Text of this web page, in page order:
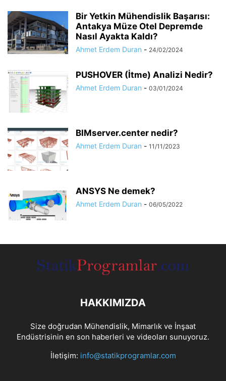
Bir Yetkin Mühendislik Başarısı:
Antakya Müze Otel Depremde
Nasıl Ayakta Kaldı?
Ahmet Erdem Duran - 24/02/2024
PUSHOVER (İtme) Analizi Nedir?
Ahmet Erdem Duran - 03/01/2024
BIMserver.center nedir?
Ahmet Erdem Duran - 11/11/2023
ANSYS Ne demek?
Ahmet Erdem Duran - 06/05/2022
HAKKIMIZDA
Size doğrudan Mühendislik, Mimarlık ve İnşaat
Endüstrisinin en son haberleri ve videoları sunuyoruz.
İletişim: info@statikprogramlar.com